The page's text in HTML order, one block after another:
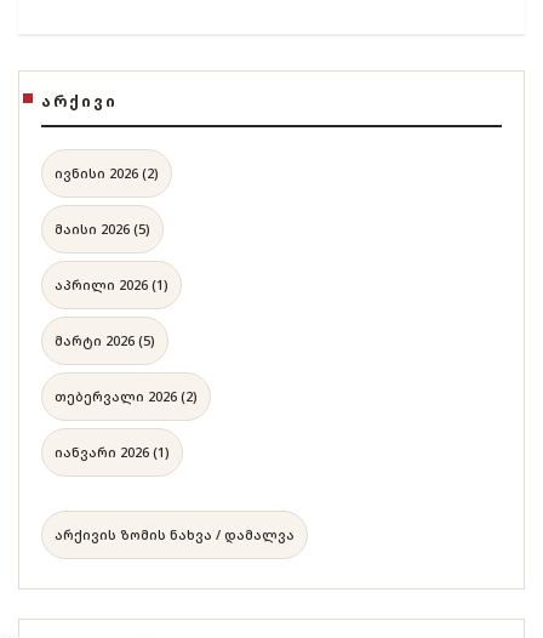
ᲐᲠᲥᲘᲕᲘ
ივნისი 2026 (2)
მაისი 2026 (5)
აპრილი 2026 (1)
მარტი 2026 (5)
თებერვალი 2026 (2)
იანვარი 2026 (1)
არქივის ზომის ნახვა / დამალვა